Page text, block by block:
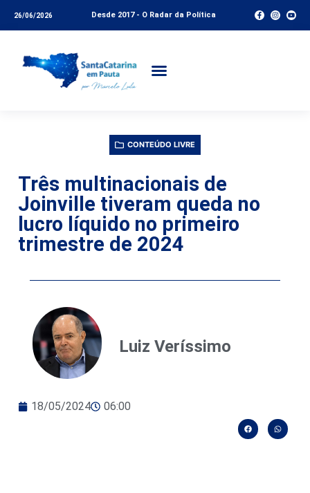
26/06/2026 Desde 2017 - O Radar da Política
CONTEÚDO LIVRE
Três multinacionais de
Joinville tiveram queda no
lucro líquido no primeiro
trimestre de 2024
Luiz Veríssimo
18/05/2024 06:00